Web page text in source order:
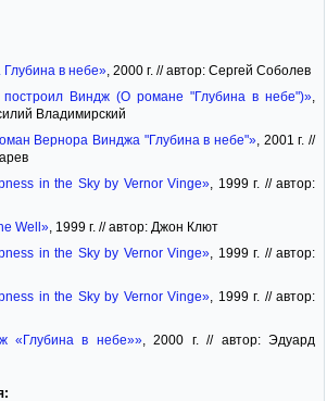
в небе», 2000 г. // автор: Сергей Соболев
Виндж (О романе "Глубина в небе")»
Владимирский
Вернора Винджа "Глубина в небе"» , 2001 г. //
in the Sky by Vernor Vinge» , 1999 г. // автор:
Well», 1999 г. // автор: Джон Клют
in the Sky by Vernor Vinge» , 1999 г. // автор:
in the Sky by Vernor Vinge» , 1999 г. // автор:
«Глубина в небе»», 2000 г. // автор: Эдуард